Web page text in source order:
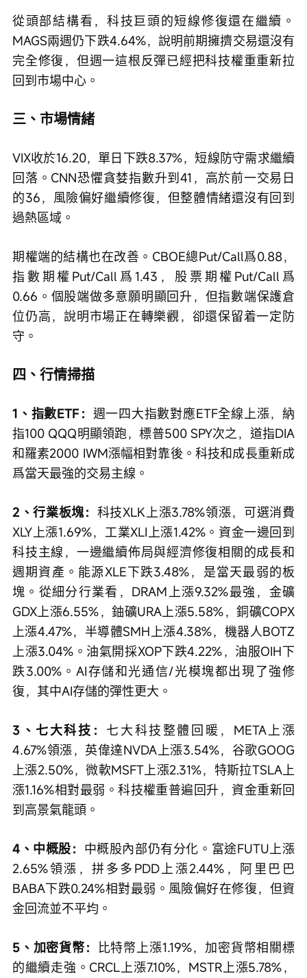
從頭部結構看，科技巨頭的短線修復還在繼續。
MAGS兩週仍下跌4.64%，說明前期擁擠交易還沒有
完全修復，但週一這根反彈已經把科技權重重新拉
回到市場中心。
三、市場情緒
VIX收於16.20，單日下跌8.37%，短線防守需求繼續
回落。CNN恐懼貪婪指數升到41，高於前一交易日
的36，風險偏好繼續修復，但整體情緒還沒有回到
過熱區域。
期權端的結構也在改善。CBOE總Put/Call爲0.88，
指數期權Put/Call爲1.43，股票期權Put/Call爲
0.66。個股端做多意願明顯回升，但指數端保護倉
位仍高，說明市場正在轉樂觀，卻還保留着一定防
守。
四、行情掃描
1、指數ETF： 週一四大指數對應ETF全線上漲，納
指100 QQQ明顯領跑，標普500 SPY次之，道指DIA
和羅素2000 IWM漲幅相對靠後。科技和成長重新成
爲當天最強的交易主線。
2、行業板塊： 科技XLK上漲3.78%領漲，可選消費
XLY上漲1.69%，工業XLI上漲1.42%。資金一邊回到
科技主線，一邊繼續佈局與經濟修復相關的成長和
週期資產。能源XLE下跌3.48%，是當天最弱的板
塊。從細分行業看，DRAM上漲9.32%最強，金礦
GDX上漲6.55%，鈾礦URA上漲5.58%，銅礦COPX
上漲4.47%，半導體SMH上漲4.38%，機器人BOTZ
上漲3.04%。油氣開採XOP下跌4.22%，油服OIH下
跌3.00%。AI存儲和光通信/光模塊都出現了強修
復，其中AI存儲的彈性更大。
3、七大科技： 七大科技整體回暖，META上漲
4.67%領漲，英偉達NVDA上漲3.54%，谷歌GOOG
上漲2.50%，微軟MSFT上漲2.31%，特斯拉TSLA上
漲1.16%相對最弱。科技權重普遍回升，資金重新回
到高景氣龍頭。
4、中概股： 中概股內部仍有分化。富途FUTU上漲
2.65%領漲，拼多多PDD上漲2.44%，阿里巴巴
BABA下跌0.24%相對最弱。風險偏好在修復，但資
金回流並不平均。
5、加密貨幣： 比特幣上漲1.19%，加密貨幣相關標
的繼續走強。CRCL上漲7.10%，MSTR上漲5.78%，